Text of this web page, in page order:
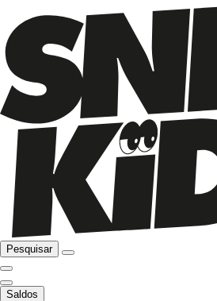
Pesquisar
Saldos